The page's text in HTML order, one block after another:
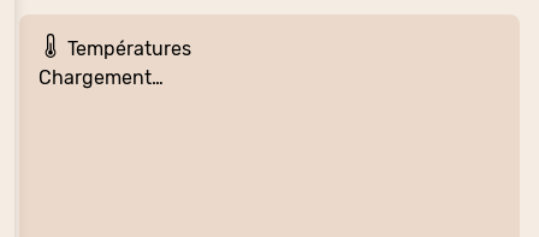
Températures
Chargement…